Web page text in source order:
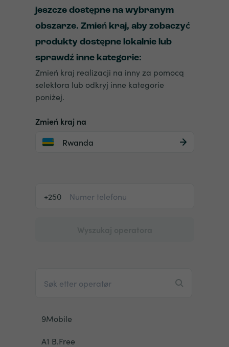
jeszcze dostępne na wybranym
obszarze. Zmień kraj, aby zobaczyć
produkty dostępne lokalnie lub
sprawdź inne kategorie:
Zmień kraj realizacji na inny za pomocą
selektora lub odkryj inne kategorie
poniżej.
Zmień kraj na
Rwanda
+250
9Mobile
A1 B.Free